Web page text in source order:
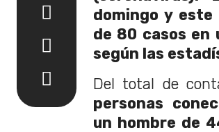
domingo y
de 80 casos en
según las
Del total de
personas
un hombre de